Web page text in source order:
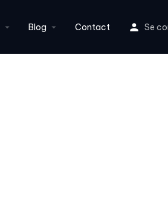
Blog Contact Se